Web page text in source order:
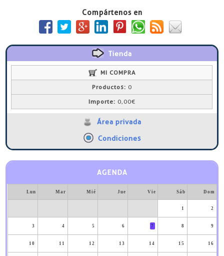
Compártenos en
Tienda
MI COMPRA
Productos: 0
Importe: 0,00€
Área privada
Condiciones
AGENDA
Lun Mar Mié Jue Vie Sáb Dom
1 2
3 4 5 6 7 8 9
10 11 12 13 14 15 16